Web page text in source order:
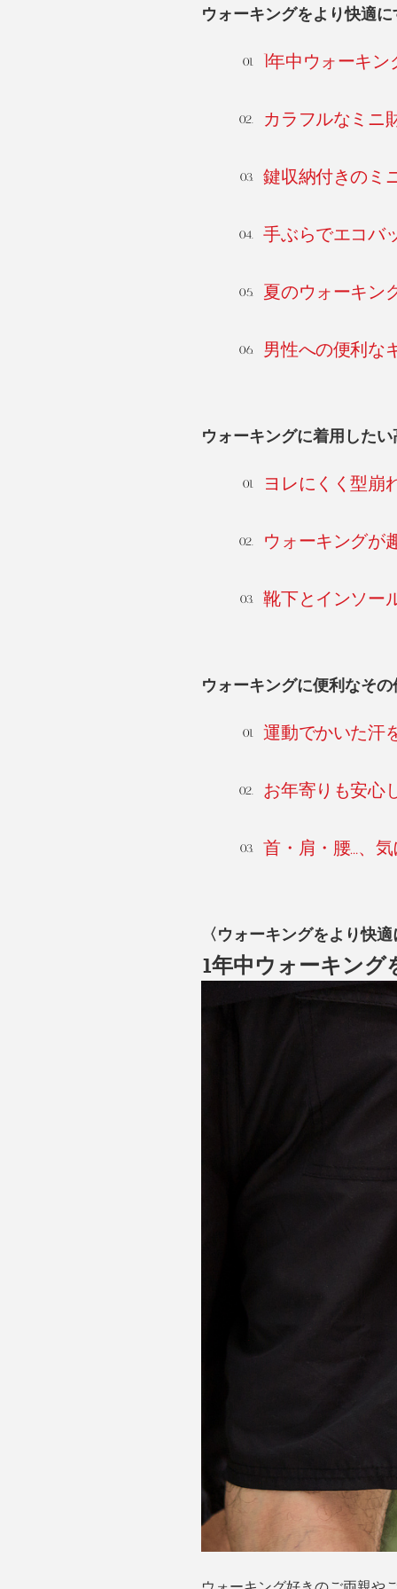
ウォーキングをより快適
1年中ウォーキ
カラフルなミニ
鍵収納付きのミ
手ぶらでエコバ
夏のウォーキン
男性への便利な
ウォーキングに着用した
ヨレにくく型崩
ウォーキングが
靴下とインソー
ウォーキングに便利なそ
運動でかいた汗
お年寄りも安心
首・肩・腰…、
〈ウォーキングをより快
1年中ウォーキング